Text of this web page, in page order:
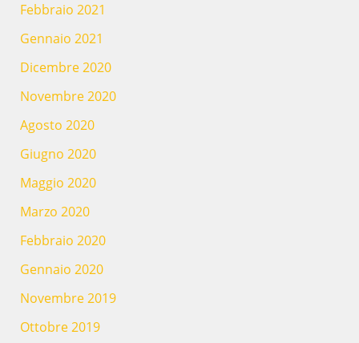
Febbraio 2021
Gennaio 2021
Dicembre 2020
Novembre 2020
Agosto 2020
Giugno 2020
Maggio 2020
Marzo 2020
Febbraio 2020
Gennaio 2020
Novembre 2019
Ottobre 2019